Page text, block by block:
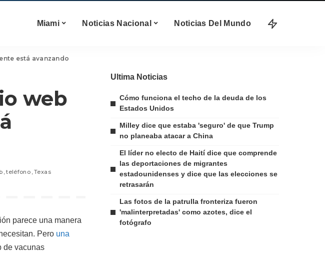
Miami Noticias Nacional Noticias Del Mundo
está avanzando
web
teléfono Texas
parece una manera
Pero una
de vacunas
Ultima Noticias
Cómo funciona el techo de la deuda de los
Estados Unidos
Milley dice que estaba 'seguro' de que Trump
no planeaba atacar a China
El líder no electo de Haití dice que comprende
las deportaciones de migrantes
estadounidenses y dice que las elecciones se
retrasarán
Las fotos de la patrulla fronteriza fueron
'malinterpretadas' como azotes, dice el
fotógrafo